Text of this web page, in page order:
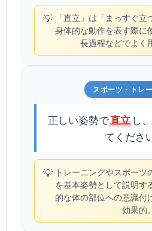
💡 「直立」は「まっすぐ立
身体的な動作を表す際に
長過程などでよく
スポーツ・トレ
正しい姿勢で直立し
てくださ
💡 トレーニングやスポーツ
を基本姿勢として説明す
的な体の部位への意識付
効果的。